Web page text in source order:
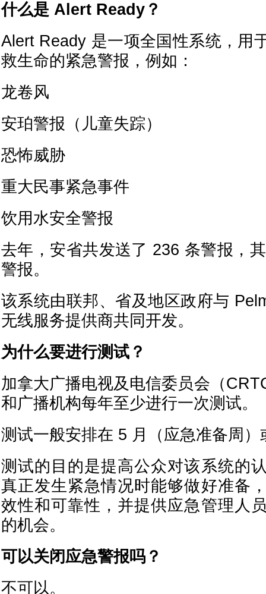
什么是 Alert Ready？
Alert Ready 是一项全国性系统，用
救生命的紧急警报，例如：
龙卷风
安珀警报（儿童失踪）
恐怖威胁
重大民事紧急事件
饮用水安全警报
去年，安省共发送了 236 条警报，
警报。
该系统由联邦、省及地区政府与
无线服务提供商共同开发。
为什么要进行测试？
加拿大广播电视及电信委员会（
和广播机构每年至少进行一次测试。
测试一般安排在 5 月（应急准备周）
测试的目的是提高公众对该系统的
真正发生紧急情况时能够做好准备
效性和可靠性，并提供应急管理人
的机会。
可以关闭应急警报吗？
不可以。